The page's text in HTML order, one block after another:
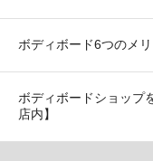
ボディボード6つのメリ
ボディボードショップ
店内】